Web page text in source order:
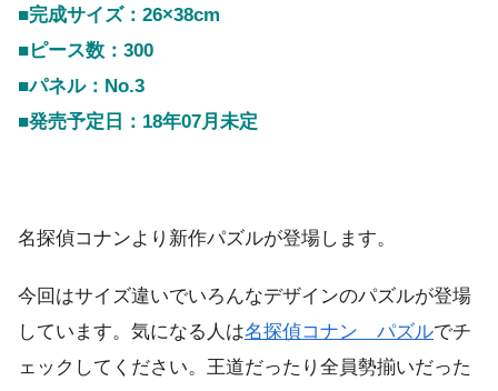
■完成サイズ：26×38cm
■ピース数：300
■パネル：No.3
■発売予定日：18年07月未定
名探偵コナンより新作パズルが登場します。
今回はサイズ違いでいろんなデザインのパズルが登場
しています。気になる人は名探偵コナン パズルでチ
ェックしてください。王道だったり全員勢揃いだった